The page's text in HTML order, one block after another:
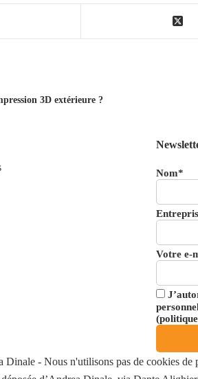
3D extérieure ?
Nom*
Votre e-
(
- Nous n'utilisons pas de cookies de